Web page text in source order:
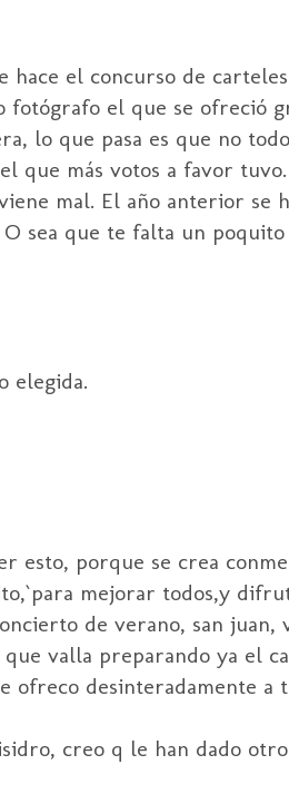
hace el concurso de
fotógrafo el que se ofreció
lo que pasa es que no
que más votos a favor
mal. El año anterior
sea que te falta un
elegida.
esto, porque se crea
mejorar todos,y
de verano, san
valla preparando ya el
ofreco desinteradamente
creo q le han dado